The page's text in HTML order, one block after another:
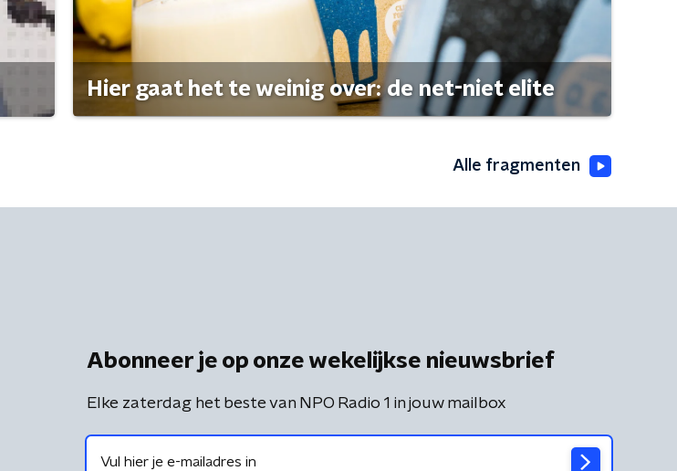
Hier gaat het te weinig over: de net-niet elite
Alle fragmenten
Abonneer je op onze wekelijkse nieuwsbrief
Elke zaterdag het beste van NPO Radio 1 in jouw mailbox